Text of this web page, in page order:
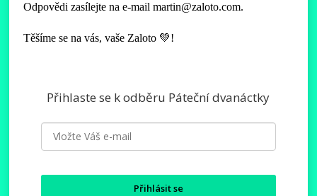
Odpovědi zasílejte na e-mail martin@zaloto.com.
Těšíme se na vás, vaše Zaloto 💚!
Přihlaste se k odběru Páteční dvanáctky
Přihlásit se